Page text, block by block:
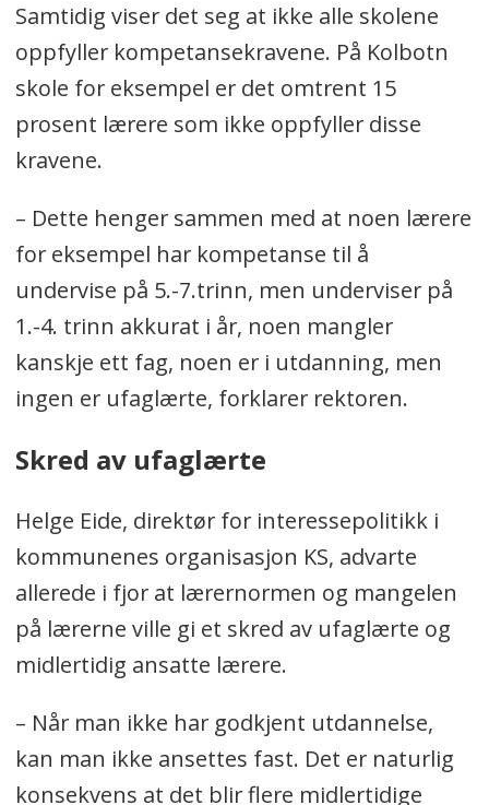
Samtidig viser det seg at ikke alle skolene
oppfyller kompetansekravene. På Kolbotn
skole for eksempel er det omtrent 15
prosent lærere som ikke oppfyller disse
kravene.
– Dette henger sammen med at noen lærere
for eksempel har kompetanse til å
undervise på 5.-7.trinn, men underviser på
1.-4. trinn akkurat i år, noen mangler
kanskje ett fag, noen er i utdanning, men
ingen er ufaglærte, forklarer rektoren.
Skred av ufaglærte
Helge Eide, direktør for interessepolitikk i
kommunenes organisasjon KS, advarte
allerede i fjor at lærernormen og mangelen
på lærerne ville gi et skred av ufaglærte og
midlertidig ansatte lærere.
– Når man ikke har godkjent utdannelse,
kan man ikke ansettes fast. Det er naturlig
konsekvens at det blir flere midlertidige